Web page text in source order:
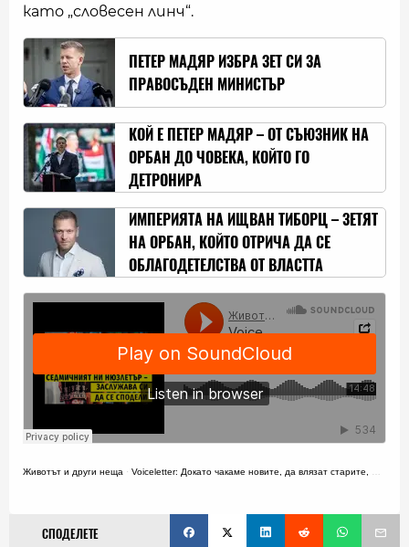
като „словесен линч“.
ПЕТЕР МАДЯР ИЗБРА ЗЕТ СИ ЗА
ПРАВОСЪДЕН МИНИСТЪР
КОЙ Е ПЕТЕР МАДЯР – ОТ СЪЮЗНИК НА
ОРБАН ДО ЧОВЕКА, КОЙТО ГО
ДЕТРОНИРА
ИМПЕРИЯТА НА ИЩВАН ТИБОРЦ – ЗЕТЯТ
НА ОРБАН, КОЙТО ОТРИЧА ДА СЕ
ОБЛАГОДЕТЕЛСТВА ОТ ВЛАСТТА
Животът и други неща · Voiceletter: Докато чакаме новите, да влязат старите, Епизод 14
СПОДЕЛЕТЕ